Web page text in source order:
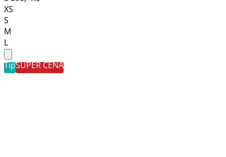
XS
S
M
L
TipSUPER CENA